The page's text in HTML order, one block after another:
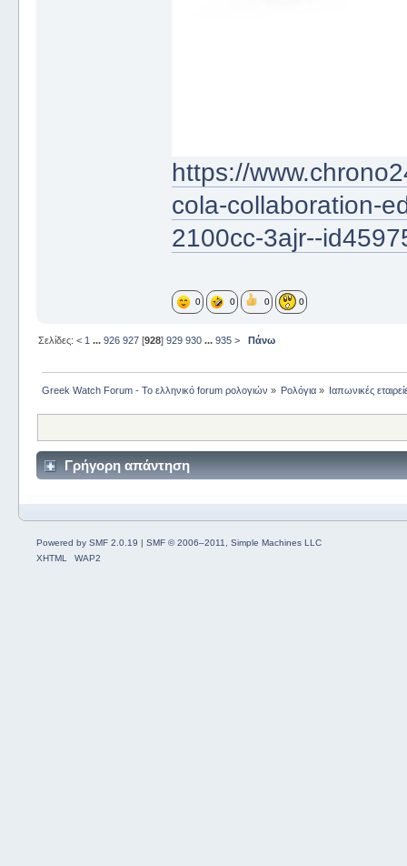
https://
cola-collaboration-
2100cc-3ajr--
0 0 0 0
Σελίδες: < 1 ... 926 927[928] 929 930 ... 935 > Πάνω
Greek Watch Forum - Το ελληνικό forum ρολογιών » Ρολόγια » Ιαπωνικές
Γρήγορη απάντηση
Powered by SMF 2.0.19 | SMF © 2006–2011, Simple Machines LLC
XHTML
WAP2